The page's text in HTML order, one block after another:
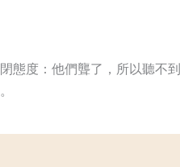
態度：他們聾了，所以聽不